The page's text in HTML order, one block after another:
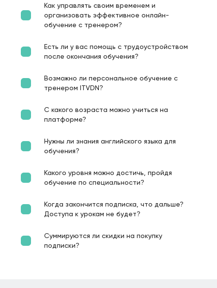
Как управлять своим временем и
организовать эффективное онлайн-
обучение с тренером?
Есть ли у вас помощь с трудоустройством
после окончания обучения?
Возможно ли персональное обучение с
тренером ITVDN?
С какого возраста можно учиться на
платформе?
Нужны ли знания английского языка для
обучения?
Какого уровня можно достичь, пройдя
обучение по специальности?
Когда закончится подписка, что дальше?
Доступа к урокам не будет?
Суммируются ли скидки на покупку
подписки?